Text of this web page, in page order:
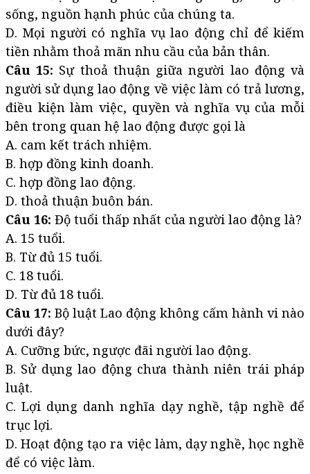
sống, nguồn hạnh phúc của chúng ta.
D. Mọi người có nghĩa vụ lao động chỉ để kiếm
tiền nhằm thoả mãn nhu cầu của bản thân.
Câu 15: Sự thoả thuận giữa người lao động và
người sử dụng lao động về việc làm có trả lương,
điều kiện làm việc, quyền và nghĩa vụ của mỗi
bên trong quan hệ lao động được gọi là
A. cam kết trách nhiệm.
B. hợp đồng kinh doanh.
C. hợp đồng lao động.
D. thoả thuận buôn bán.
Câu 16: Độ tuổi thấp nhất của người lao động là?
A. 15 tuổi.
B. Từ đủ 15 tuổi.
C. 18 tuổi.
D. Từ đủ 18 tuổi.
Câu 17: Bộ luật Lao động không cấm hành vi nào
dưới đây?
A. Cưỡng bức, ngược đãi người lao động.
B. Sử dụng lao động chưa thành niên trái pháp
luật.
C. Lợi dụng danh nghĩa dạy nghề, tập nghề để
trục lợi.
D. Hoạt động tạo ra việc làm, dạy nghề, học nghề
để có việc làm.